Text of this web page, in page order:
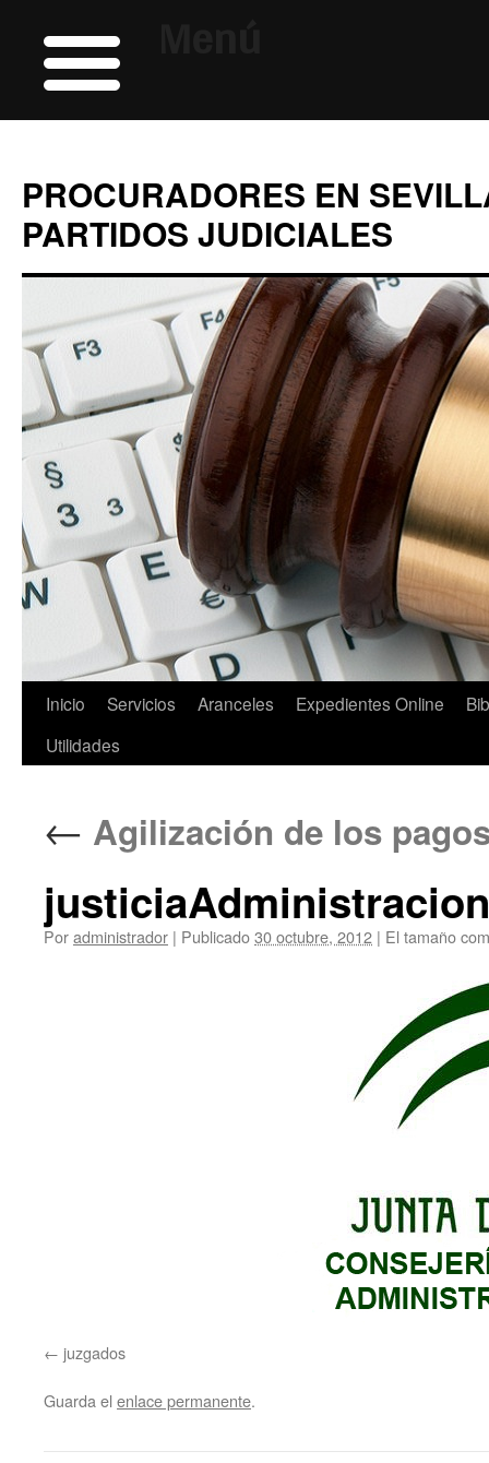
PROCURADORES EN
PARTIDOS JUDICIALES
Saltar
Inicio Servicios Aranceles Expedientes Online
Utilidades
← Agilización de los
Poradministrador | Publicado30 octubre, 2012 | El tamaño
juzgados
Guarda el enlace permanente.